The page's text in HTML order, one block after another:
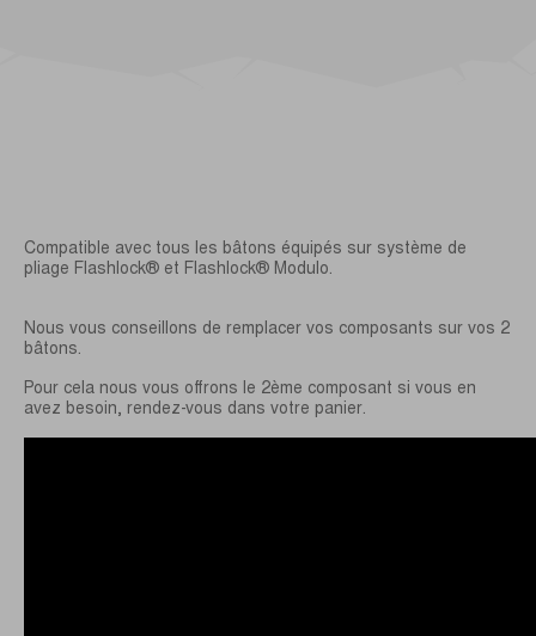
Compatible avec tous les bâtons équipés sur système de
pliage Flashlock® et Flashlock® Modulo.
Nous vous conseillons de remplacer vos composants sur vos 2
bâtons.
Pour cela nous vous offrons le 2ème composant si vous en
avez besoin, rendez-vous dans votre panier.